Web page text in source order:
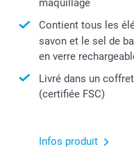
maquillage
Contient tous les
savon et le sel de
en verre
Livré dans un
(certifiée FSC)
Infos produit